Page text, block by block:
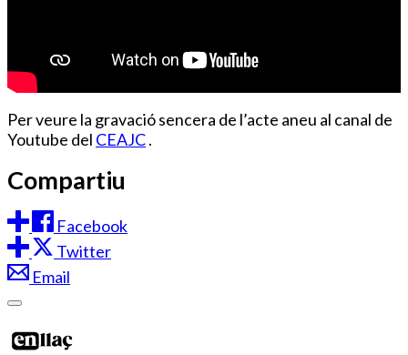
Per veure la gravació sencera de l’acte aneu al canal de
Youtube del CEAJC.
Compartiu
Facebook
Twitter
Email